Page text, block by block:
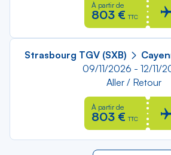
À partir de
803 € TTC
Strasbourg TGV (SXB)
09/11/2026 - 12/11/
Aller / Retour
À partir de
803 € TTC